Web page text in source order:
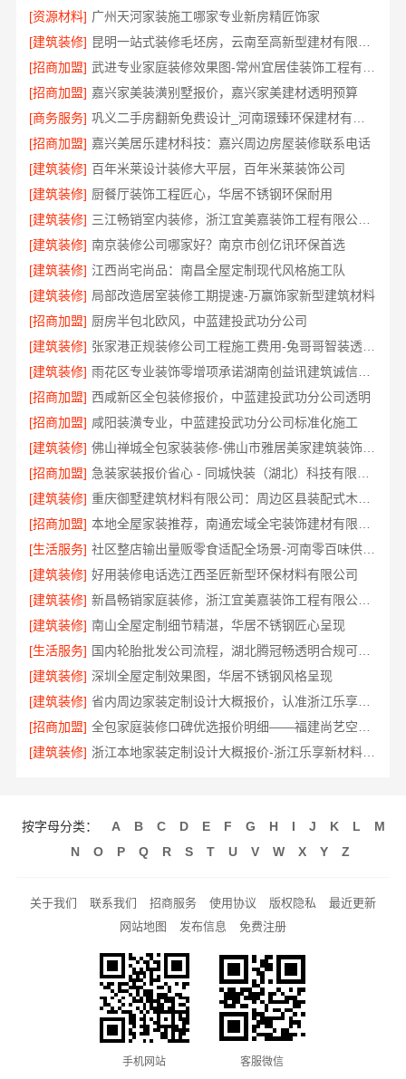
[资源材料] 广州天河家装施工哪家专业新房精匠饰家
[建筑装修]
[招商加盟]
[招商加盟] 嘉兴家美装潢别墅报价，嘉兴家美建材透明预算
[商务服务]
[招商加盟] 嘉兴美居乐建材科技：嘉兴周边房屋装修联系电话
[建筑装修] 百年米莱设计装修大平层，百年米莱装饰公司
[建筑装修] 厨餐厅装饰工程匠心，华居不锈钢环保耐用
[建筑装修]
三江畅销室内装修，浙江宜美嘉装饰工程有限公司品质之选
[建筑装修] 南京装修公司哪家好？南京市创亿讯环保首选
[建筑装修] 江西尚宅尚品：南昌全屋定制现代风格施工队
[建筑装修] 局部改造居室装修工期提速-万赢饰家新型建筑材料
[招商加盟] 厨房半包北欧风，中蓝建投武功分公司
[建筑装修]
张家港正规装修公司工程施工费用-兔哥哥智装透明报价
[建筑装修]
雨花区专业装饰零增项承诺湖南创益讯建筑诚信经营
[招商加盟] 西咸新区全包装修报价，中蓝建投武功分公司透明
[招商加盟] 咸阳装潢专业，中蓝建投武功分公司标准化施工
[建筑装修]
佛山禅城全包家装装修-佛山市雅居美家建筑装饰工程有限公司
[招商加盟]
[建筑装修]
[招商加盟]
[生活服务]
社区整店输出量贩零食适配全场景-河南零百味供应链有限公司
[建筑装修] 好用装修电话选江西圣匠新型环保材料有限公司
[建筑装修]
新昌畅销家庭装修，浙江宜美嘉装饰工程有限公司优选
[建筑装修] 南山全屋定制细节精湛，华居不锈钢匠心呈现
[生活服务]
国内轮胎批发公司流程，湖北腾冠畅透明合规可溯源
[建筑装修] 深圳全屋定制效果图，华居不锈钢风格呈现
[建筑装修]
省内周边家装定制设计大概报价，认准浙江乐享新材料有限公司
[招商加盟]
[建筑装修]
浙江本地家装定制设计大概报价-浙江乐享新材料有限公司
按字母分类： A B C D E F G H I J K L
M
N
O P Q R S T U V W X Y Z
关于我们 联系我们 招商服务 使用协议 版权隐私
最近更新
网站地图
发布信息 免费注册
手机网站 客服微信